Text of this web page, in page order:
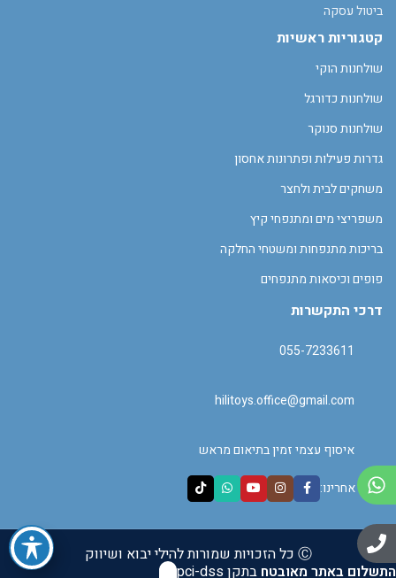
ביטול עסקה
קטגוריות ראשיות
שולחנות הוקי
שולחנות כדורגל
שולחנות סנוקר
גדרות פעילות ופתרונות אחסון
משחקים לבית ולחצר
משפריצי מים ומתנפחי קיץ
בריכות מתנפחות ומשטחי החלקה
פופים וכיסאות מתנפחים
דרכי התקשרות
055-7233611
hilitoys.office@gmail.com
איסוף עצמי זמין בתיאום מראש
עקבו אחרינו:
Ⓒ כל הזכויות שמורות להילי יבוא ושיווק
התשלום באתר מאובטח בתקן pci-dss